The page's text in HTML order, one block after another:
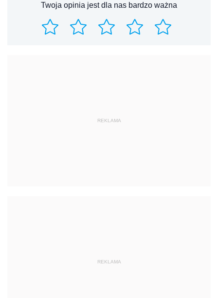
Twoja opinia jest dla nas bardzo ważna
REKLAMA
REKLAMA